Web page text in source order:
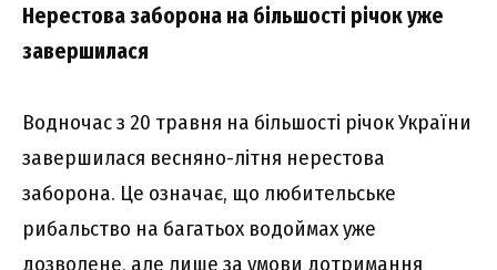
Нерестова заборона на більшості річок уже
завершилася
Водночас з 20 травня на більшості річок України
завершилася весняно-літня нерестова
заборона. Це означає, що любительське
рибальство на багатьох водоймах уже
дозволене, але лише за умови дотримання